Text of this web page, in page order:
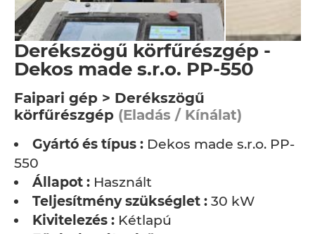
Derékszögű körfűrészgép -
Dekos made s.r.o. PP-550
Faipari gép > Derékszögű
körfűrészgép (Eladás / Kínálat)
Gyártó és típus : Dekos made s.r.o. PP-
550
Állapot : Használt
Teljesítmény szükséglet : 30 kW
Kivitelezés : Kétlapú